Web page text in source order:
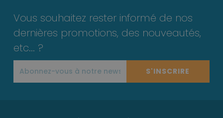
Vous souhaitez rester informé de nos
dernières promotions, des nouveautés,
etc... ?
S'INSCRIRE